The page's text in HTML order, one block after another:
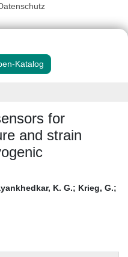
Katalog
for
and strain
K. G.; Krieg, G.;